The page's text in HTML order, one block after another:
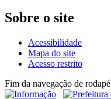
Sobre o site
Acessibilidade
Mapa do site
Acesso restrito
Fim da navegação de rodapé